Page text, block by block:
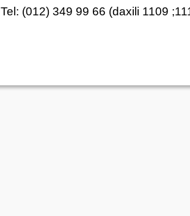
Tel: (012) 349 99 66 (daxili 1109